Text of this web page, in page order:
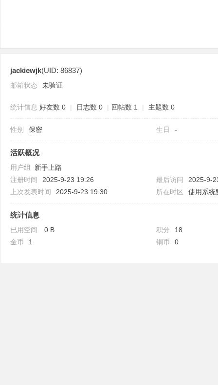
jackiewjk(UID: 86837)
邮箱状态 未验证
统计信息 好友数 0 | 日志数 0 | 回帖数 1 | 主题数 0
性别 保密 生日 -
活跃概况
用户组 新手上路
注册时间
2025-9-23 19:26 最后访问
2025-9-
上次发表时间
2025-9-23 19:30 所在时区 使用系统
统计信息
已用空间 0 B 积分
18
金币
1 铜币 0